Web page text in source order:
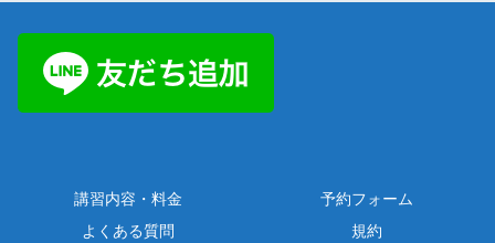
講習内容・料金
予約フォーム
よくある質問
規約